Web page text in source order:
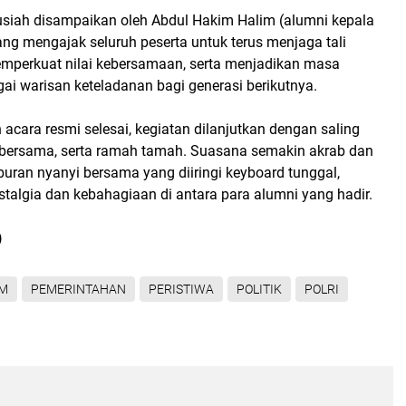
disampaikan oleh Abdul Hakim Halim (alumni kepala
mengajak seluruh peserta untuk terus menjaga tali
nilai kebersamaan, serta menjadikan masa
warisan keteladanan bagi generasi berikutnya.
acara resmi selesai, kegiatan dilanjutkan dengan saling
serta ramah tamah. Suasana semakin akrab dan
nyanyi bersama yang diiringi keyboard tunggal,
dan kebahagiaan di antara para alumni yang hadir.
PEMERINTAHAN PERISTIWA POLITIK POLRI